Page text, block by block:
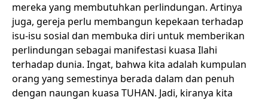
mereka yang membutuhkan perlindungan. Artinya
juga, gereja perlu membangun kepekaan terhadap
isu-isu sosial dan membuka diri untuk memberikan
perlindungan sebagai manifestasi kuasa Ilahi
terhadap dunia. Ingat, bahwa kita adalah kumpulan
orang yang semestinya berada dalam dan penuh
dengan naungan kuasa TUHAN. Jadi, kiranya kita